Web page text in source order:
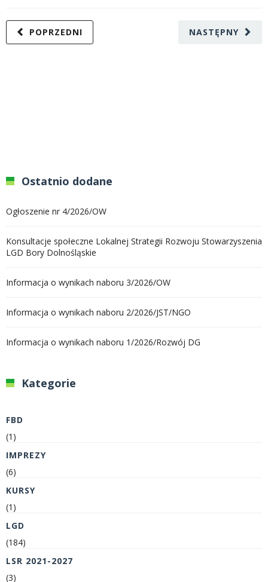
NASTĘPNY
POPRZEDNI
Ostatnio dodane
Ogłoszenie nr 4/2026/OW
Konsultacje społeczne Lokalnej Strategii Rozwoju Stowarzyszenia
LGD Bory Dolnośląskie
Informacja o wynikach naboru 3/2026/OW
Informacja o wynikach naboru 2/2026/JST/NGO
Informacja o wynikach naboru 1/2026/Rozwój DG
Kategorie
FBD
(1)
IMPREZY
(6)
KURSY
(1)
LGD
(184)
LSR 2021-2027
(3)